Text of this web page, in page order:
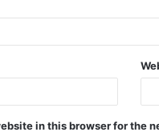
in this browser for the